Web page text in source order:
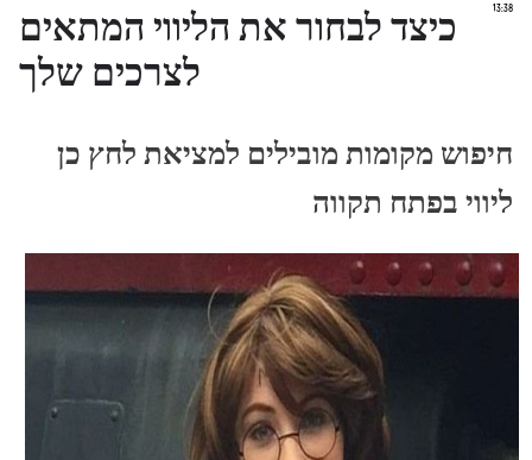
13:38
כיצד לבחור את הליווי המתאים
לצרכים שלך
חיפוש מקומות מובילים למציאת לחץ כן
ליווי בפתח תקווה